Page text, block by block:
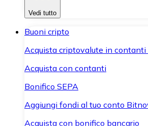
Vedi tutto
Buoni cripto
Acquista criptovalute in contanti
Acquista con contanti
Bonifico SEPA
Aggiungi fondi al tuo conto
Acquista con bonifico bancario